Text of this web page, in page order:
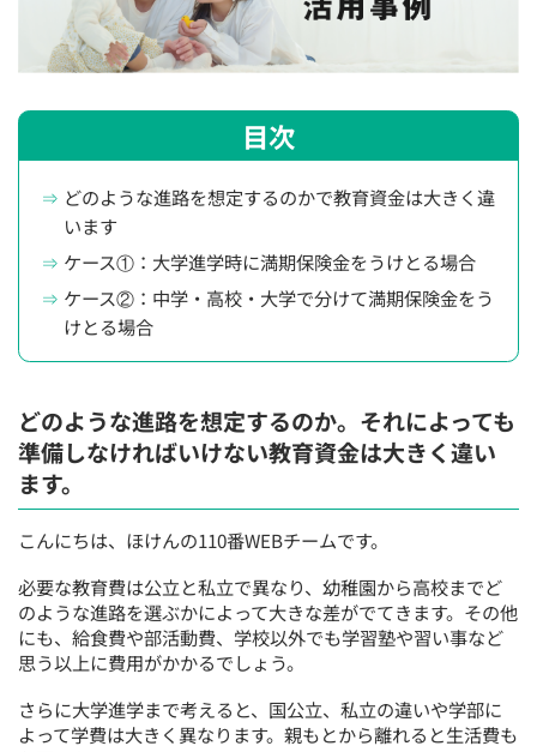
目次
どのような進路を想定するのかで教育資金は大きく違
います
ケース①：大学進学時に満期保険金をうけとる場合
ケース②：中学・高校・大学で分けて満期保険金をう
けとる場合
どのような進路を想定するのか。それによっても
準備しなければいけない教育資金は大きく違い
ます。
こんにちは、 ほけんの110番WEBチームです。
必要な教育費は公立と私立で異なり、幼稚園から高校までど
のような進路を選ぶかによって大きな差がでてきます。その他
にも、給食費や部活動費、学校以外でも学習塾や習い事など
思う以上に費用がかかるでしょう。
さらに大学進学まで考えると、国公立、私立の違いや学部に
よって学費は大きく異なります。親もとから離れると生活費も